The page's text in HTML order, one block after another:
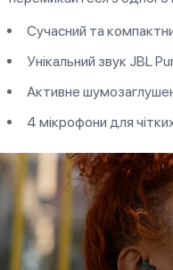
Сучасний та
Унікальний звук JBL
Активне
4 мікрофони для